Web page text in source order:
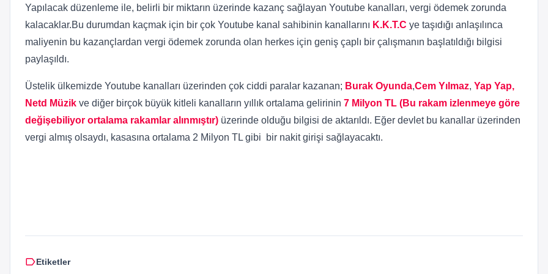
Yapılacak düzenleme ile, belirli bir miktarın üzerinde kazanç sağlayan Youtube kanalları, vergi ödemek zorunda
kalacaklar.Bu durumdan kaçmak için bir çok Youtube kanal sahibinin kanallarını K.K.T.C ye taşıdığı anlaşılınca
maliyenin bu kazançlardan vergi ödemek zorunda olan herkes için geniş çaplı bir çalışmanın başlatıldığı bilgisi
paylaşıldı.
Üstelik ülkemizde Youtube kanalları üzerinden çok ciddi paralar kazanan; Burak Oyunda,Cem Yılmaz, Yap Yap,
Netd Müzik ve diğer birçok büyük kitleli kanalların yıllık ortalama gelirinin 7 Milyon TL (Bu rakam izlenmeye göre
değişebiliyor ortalama rakamlar alınmıştır) üzerinde olduğu bilgisi de aktarıldı. Eğer devlet bu kanallar üzerinden
vergi almış olsaydı, kasasına ortalama 2 Milyon TL gibi bir nakit girişi sağlayacaktı.
labelEtiketler